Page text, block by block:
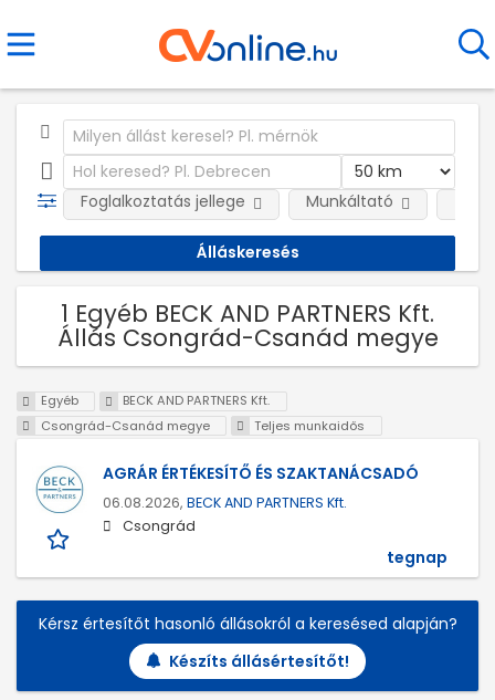
Foglalkoztatás jellege Munkáltató
1 Egyéb BECK AND PARTNERS Kft.
Állás Csongrád-Csanád megye
Egyéb
BECK AND PARTNERS Kft.
Csongrád-Csanád megye
Teljes munkaidős
AGRÁR ÉRTÉKESÍTŐ ÉS SZAKTANÁCSADÓ
06.08.2026, BECK AND PARTNERS Kft.
Csongrád
tegnap
Kérsz értesítőt hasonló állásokról a keresésed alapján?
Készíts állásértesítőt!